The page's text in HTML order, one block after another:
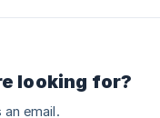
looking for?
email.